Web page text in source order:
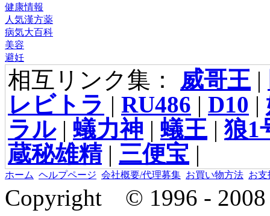
健康情報
人気漢方薬
病気大百科
美容
避妊
相互リンク集： 威哥王|
レビトラ | RU486 | D10 |
ラル| 蟻力神 | 蟻王|狼1
蔵秘雄精| 三便宝 |
ホーム ヘルプページ 会社概要/代理募集 お買い物方法 お支
Copyright © 1996 -